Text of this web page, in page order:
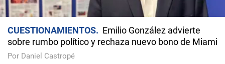
CUESTIONAMIENTOS
Emilio González advierte
sobre rumbo político y rechaza nuevo bono de Miami
Por Daniel Castropé